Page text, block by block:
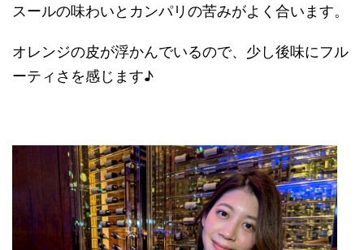
スールの味わいとカンパリの苦みがよく合います。
オレンジの皮が浮かんでいるので、少し後味にフル
ーティさを感じます♪